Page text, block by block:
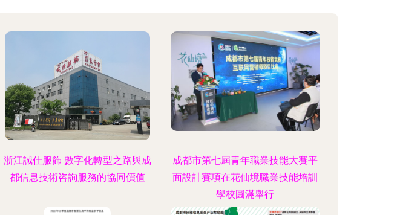
浙江誠仕服飾 數字化轉型之路與成
都信息技術咨詢服務的協同價值
成都市第七屆青年職業技能大賽平
面設計賽項在花仙境職業技能培訓
學校圓滿舉行